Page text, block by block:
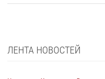
ЛЕНТА НОВОСТЕЙ